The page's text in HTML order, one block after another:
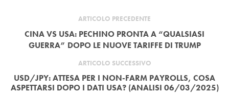
ARTICOLO PRECEDENTE
CINA VS USA: PECHINO PRONTA A “QUALSIASI
GUERRA” DOPO LE NUOVE TARIFFE DI TRUMP
ARTICOLO SUCCESSIVO
USD/JPY: ATTESA PER I NON-FARM PAYROLLS, COSA
ASPETTARSI DOPO I DATI USA? (ANALISI 06/03/2025)